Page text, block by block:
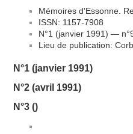
Mémoires d'Essonne.
ISSN: 1157-7908
N°1 (janvier 1991) —
Lieu de publication:
N°1 (janvier 1991)
N°2 (avril 1991)
N°3 ()